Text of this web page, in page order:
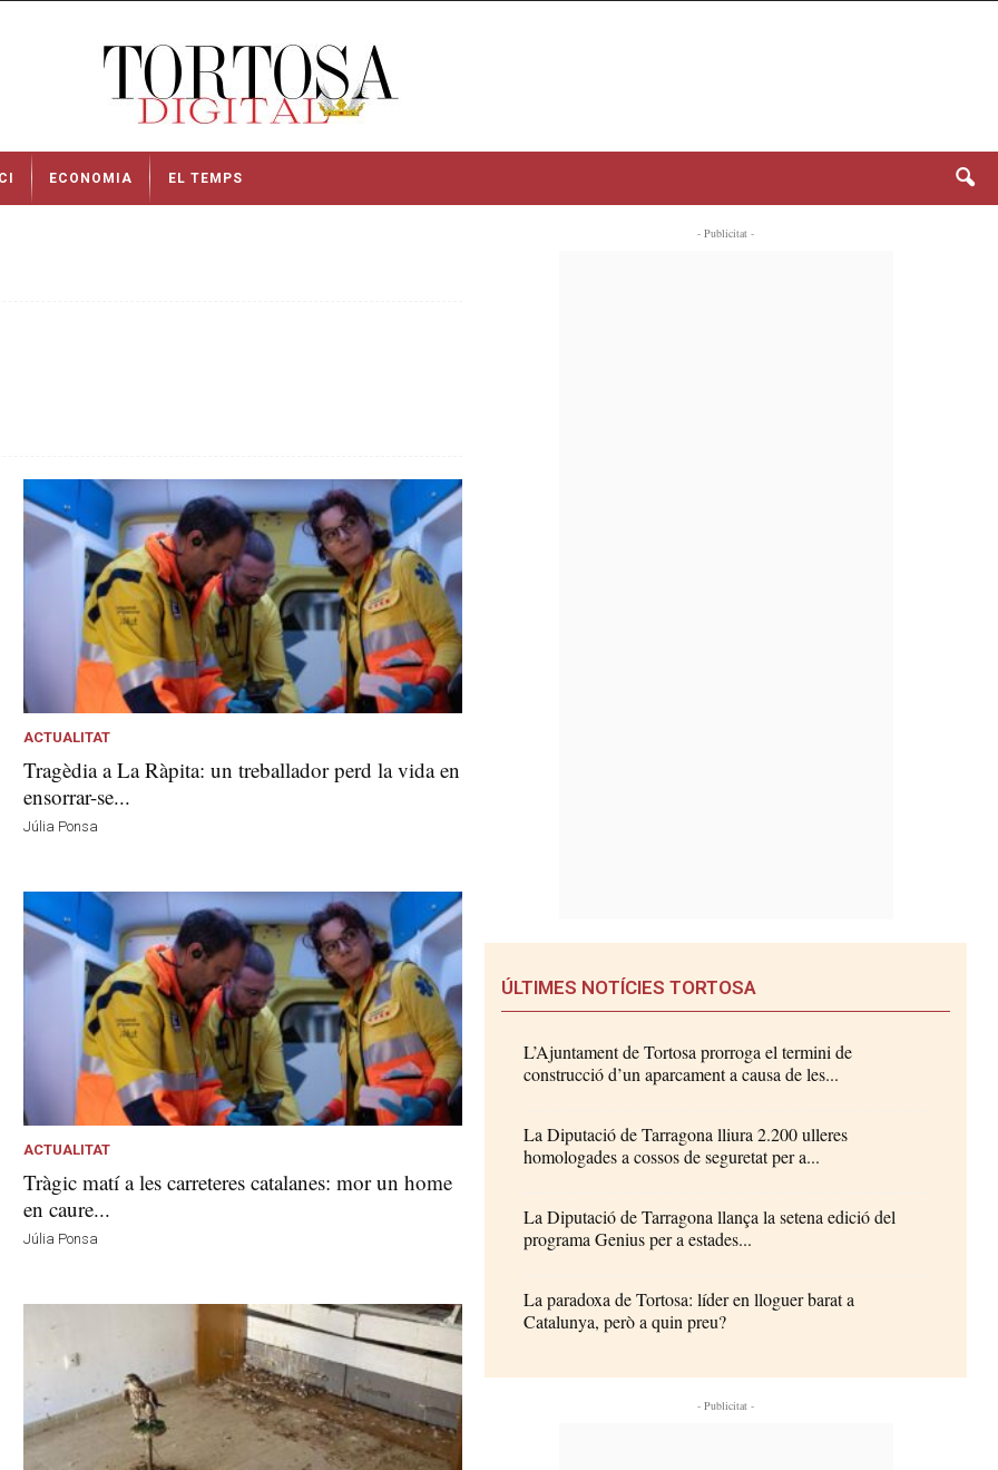
ECONOMIA EL TEMPS
ACTUALITAT
Tragèdia a La Ràpita: un treballador perd la vida en
ensorrar-se...
Júlia Ponsa
ACTUALITAT
Tràgic matí a les carreteres catalanes: mor un home
en caure...
Júlia Ponsa
- Publicitat -
ÚLTIMES NOTÍCIES TORTOSA
L’Ajuntament de Tortosa prorroga el termini de
construcció d’un aparcament a causa de les...
La Diputació de Tarragona lliura 2.200 ulleres
homologades a cossos de seguretat per a...
La Diputació de Tarragona llança la setena edició del
programa Genius per a estades...
La paradoxa de Tortosa: líder en lloguer barat a
Catalunya, però a quin preu?
- Publicitat -